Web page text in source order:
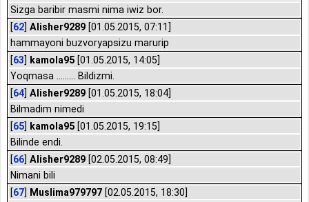
Sizga baribir masmi nima iwiz bor.
[62] Alisher9289 [01.05.2015, 07:11]
hammayoni buzvoryapsizu marurip
[63] kamola95 [01.05.2015, 14:05]
Yoqmasa ......... Bildizmi.
[64] Alisher9289 [01.05.2015, 18:04]
Bilmadim nimedi
[65] kamola95 [01.05.2015, 19:15]
Bilinde endi.
[66] Alisher9289 [02.05.2015, 08:49]
Nimani bili
[67] Muslima979797 [02.05.2015, 18:30]